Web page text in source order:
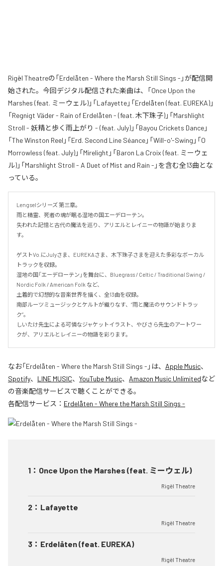
Rigël Theatreの「Erdelåten - Where the Marsh Still Sings -」が配信開
始された。今回デジタル配信された楽曲は、「Once Upon the
Marshes (feat. ミーウェル)」「Lafayette」「Erdelåten (feat. EUREKA)」
「Regnigt Väder - Rain of Erdelåten - (feat. 木下珠子)」「Marshlight
Stroll - 妖精と歩く雨上がり - (feat. July)」「Bayou Crickets Dance」
「The Winston Reel」「Erd. Second Line Séance」「Will-o'-Swing」「O
Morrowless (feat. July)」「Mirelight」「Baron La Croix (feat. ミーウェ
ル)」「Marshlight Stroll - A Duet of Mist and Rain -」を含む全13曲とな
っている。
Lengselシリーズ 第三章。
雨と精霊、死者の魂が眠る湿地の国エーデローテン。
失われた記憶と古代の魔法を巡り、アリエルとレイニーの物語が始まりま
す。
ゲストVo.にJulyさま、EUREKAさま、木下珠子さまを迎えた多彩なボーカル
トラックを収録。
湿地の国「エーデローテン」を舞台に、Bluegrass / Celtic / Traditional Swing /
Nordic Folk / American Folk など、
土着的で幻想的な音楽世界を描く、全13曲を収録。
南部ルーツミュージックとケルトが織りなす、“雨と魔法のサウンドトラッ
ク”。
しいたけ先生による可憐なジャケットイラスト、やびさら先生のアートワー
クが、アリエルとレイニーの物語を彩ります。
なお「Erdelåten - Where the Marsh Still Sings - 」は、 Apple Music、
Spotify、 LINE MUSIC、 YouTube Music、 Amazon Music Unlimitedなど
の音楽配信サービスで聴くことができる。
各配信サービス： Erdelåten - Where the Marsh Still Sings -
1 ： Once Upon the Marshes (feat. ミーウェル)
Rigël Theatre
2 ： Lafayette
Rigël Theatre
3 ： Erdelåten (feat. EUREKA)
Rigël Theatre